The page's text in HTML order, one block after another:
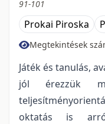
91-101
Prokai Piroska
Megtekintések
Játék és tanulás,
jól érezzük
oktatás is